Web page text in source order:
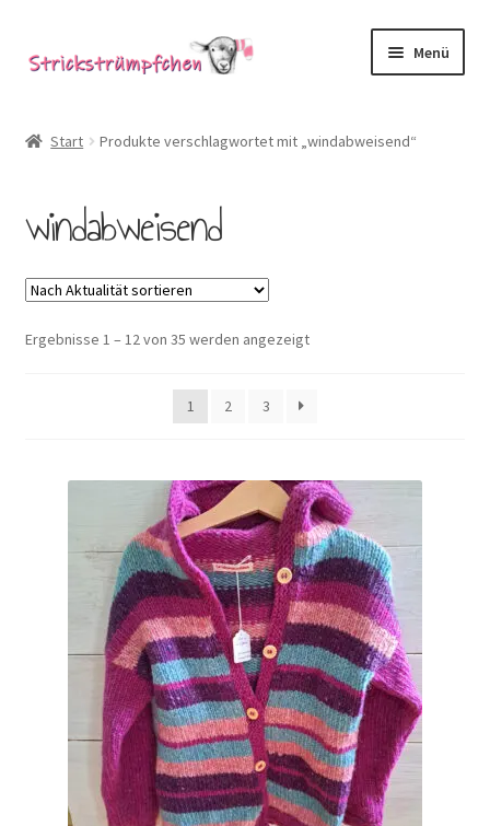
Navigation
Inhalt
Menü
Donegal-Jäckchen & Pullis
Spielhosen & Mützen
Karten
Über Strickstrümpfchen
Start Produkte verschlagwortet mit „windabweisend“
windabweisend
Ergebnisse 1 – 12 von 35 werden angezeigtNach
1
2 3